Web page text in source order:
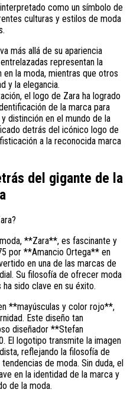
como un símbolo de
culturas y estilos de moda
más allá de su apariencia
representan la
la moda, mientras que otros
y la elegancia.
el logo de Zara ha logrado
de la marca para
distinción en el mundo de la
detrás del icónico logo de
a la reconocida marca
del gigante de la
**Zara**, es fascinante y
por **Amancio Ortega** en
en una de las marcas de
Su filosofía de ofrecer moda
sido clave en su éxito.
**mayúsculas y color rojo**,
Este diseño tan
diseñador **Stefan
El logotipo transmite la imagen
reflejando la filosofía de
de moda. Sin duda, el
en la identidad de la marca y
de la moda.